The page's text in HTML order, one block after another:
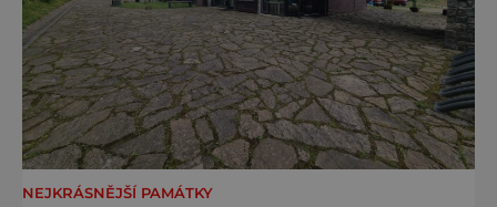
NEJKRÁSNĚJŠÍ PAMÁTKY